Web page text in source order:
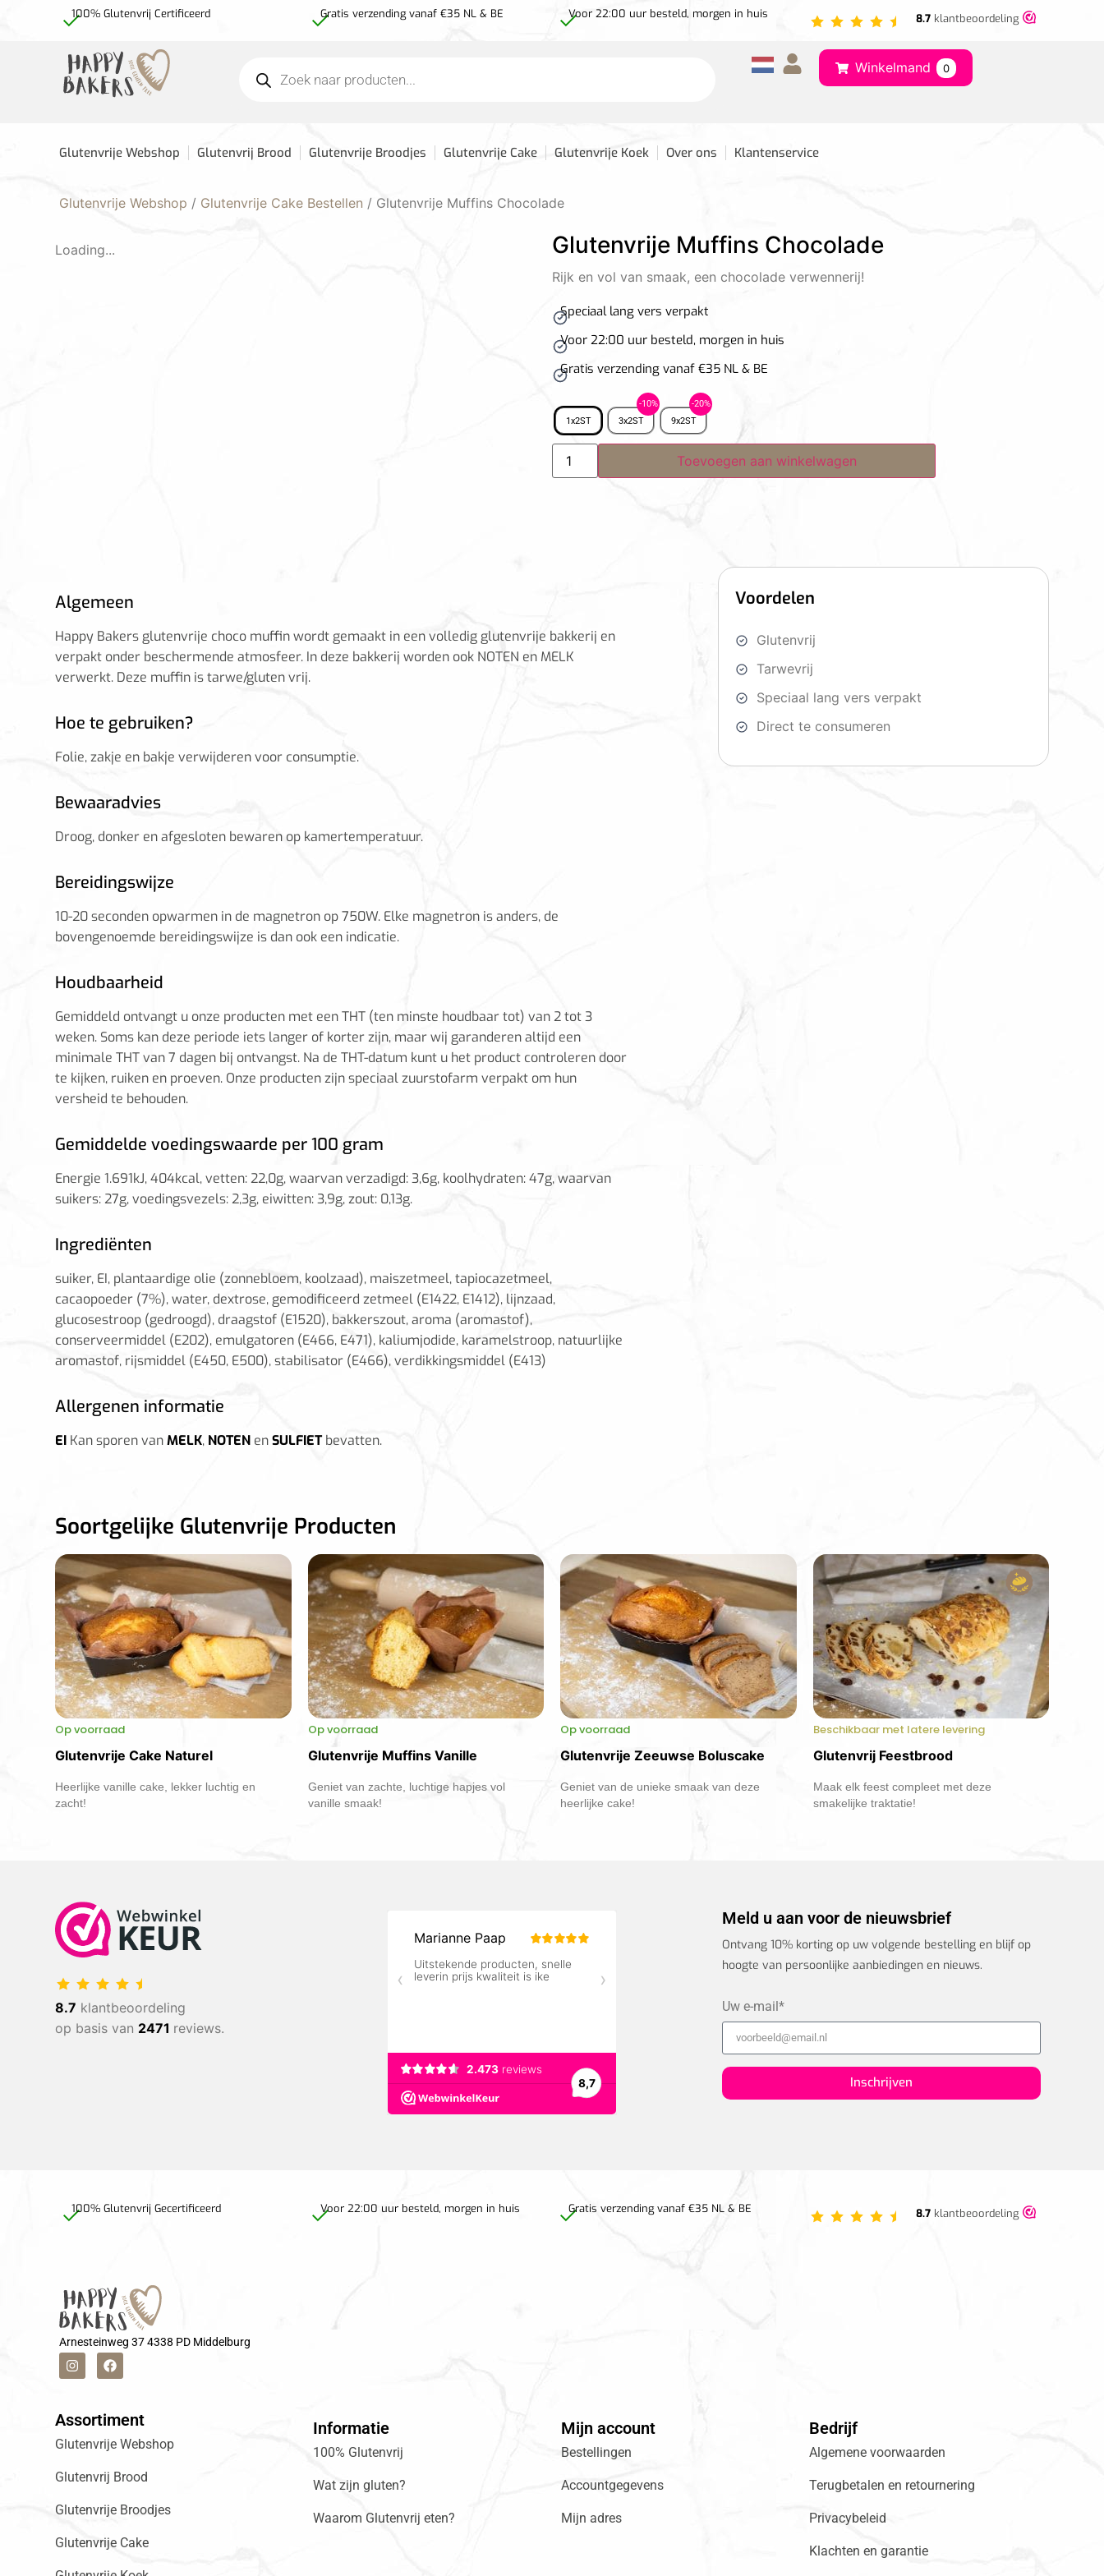
100% Glutenvrij Certificeerd Gratis verzending vanaf €35 NL & BE Voor 22:00 uur besteld, morgen in huis 8.7klantbeoordeling
Winkelmand 0
Glutenvrije Webshop Glutenvrij Brood Glutenvrije Broodjes Glutenvrije Cake Glutenvrije Koek Over ons Klantenservice
Glutenvrije Webshop / Glutenvrije Cake Bestellen / Glutenvrije Muffins Chocolade
Loading... Glutenvrije Muffins Chocolade
Rijk en vol van smaak, een chocolade verwennerij!
Speciaal lang vers verpakt
Voor 22:00 uur besteld, morgen in huis
Gratis verzending vanaf €35 NL & BE
1x2ST 3x2ST 9x2ST
Toevoegen aan winkelwagen
Algemeen
Happy Bakers glutenvrije choco muffin wordt gemaakt in een volledig glutenvrije bakkerij en
verpakt onder beschermende atmosfeer. In deze bakkerij worden ook NOTEN en MELK
verwerkt. Deze muffin is tarwe/gluten vrij.
Hoe te gebruiken?
Folie, zakje en bakje verwijderen voor consumptie.
Bewaaradvies
Droog, donker en afgesloten bewaren op kamertemperatuur.
Bereidingswijze
10-20 seconden opwarmen in de magnetron op 750W. Elke magnetron is anders, de
bovengenoemde bereidingswijze is dan ook een indicatie.
Houdbaarheid
Gemiddeld ontvangt u onze producten met een THT (ten minste houdbaar tot) van 2 tot 3
weken. Soms kan deze periode iets langer of korter zijn, maar wij garanderen altijd een
minimale THT van 7 dagen bij ontvangst. Na de THT-datum kunt u het product controleren door
te kijken, ruiken en proeven. Onze producten zijn speciaal zuurstofarm verpakt om hun
versheid te behouden.
Gemiddelde voedingswaarde per 100 gram
Energie 1.691kJ, 404kcal, vetten: 22,0g, waarvan verzadigd: 3,6g, koolhydraten: 47g, waarvan
suikers: 27g, voedingsvezels: 2,3g, eiwitten: 3,9g, zout: 0,13g.
Ingrediënten
suiker, EI, plantaardige olie (zonnebloem, koolzaad), maiszetmeel, tapiocazetmeel,
cacaopoeder (7%), water, dextrose, gemodificeerd zetmeel (E1422, E1412), lijnzaad,
glucosestroop (gedroogd), draagstof (E1520), bakkerszout, aroma (aromastof),
conserveermiddel (E202), emulgatoren (E466, E471), kaliumjodide, karamelstroop, natuurlijke
aromastof, rijsmiddel (E450, E500), stabilisator (E466), verdikkingsmiddel (E413)
Allergenen informatie
EI Kan sporen vanMELK, NOTEN enSULFIETbevatten.
Voordelen
Glutenvrij
Tarwevrij
Speciaal lang vers verpakt
Direct te consumeren
Soortgelijke Glutenvrije Producten
Op voorraad
Glutenvrije Cake Naturel
Heerlijke vanille cake, lekker luchtig en
zacht!
Op voorraad
Glutenvrije Muffins Vanille
Geniet van zachte, luchtige hapjes vol
vanille smaak!
Op voorraad
Glutenvrije Zeeuwse Boluscake
Geniet van de unieke smaak van deze
heerlijke cake!
Beschikbaar met latere levering
Glutenvrij Feestbrood
Maak elk feest compleet met deze
smakelijke traktatie!
8.7 klantbeoordeling
op basis van 2471 reviews.
Meld u aan voor de nieuwsbrief
Ontvang 10% korting op uw volgende bestelling en blijf op
hoogte van persoonlijke aanbiedingen en nieuws.
Uw e-mail*
Inschrijven
100% Glutenvrij Gecertificeerd Voor 22:00 uur besteld, morgen in huis Gratis verzending vanaf €35 NL & BE 8.7klantbeoordeling
Arnesteinweg 37 4338 PD Middelburg
Assortiment
Glutenvrije Webshop
Glutenvrij Brood
Glutenvrije Broodjes
Glutenvrije Cake
Informatie
100% Glutenvrij
Wat zijn gluten?
Waarom Glutenvrij eten?
Mijn account
Bestellingen
Accountgegevens
Mijn adres
Bedrijf
Algemene voorwaarden
Terugbetalen en retournering
Privacybeleid
Klachten en garantie